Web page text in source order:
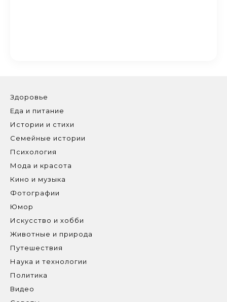
Здоровье
Еда и питание
Истории и стихи
Семейные истории
Психология
Мода и красота
Кино и музыка
Фотографии
Юмор
Искусство и хобби
Животные и природа
Путешествия
Наука и технологии
Политика
Видео